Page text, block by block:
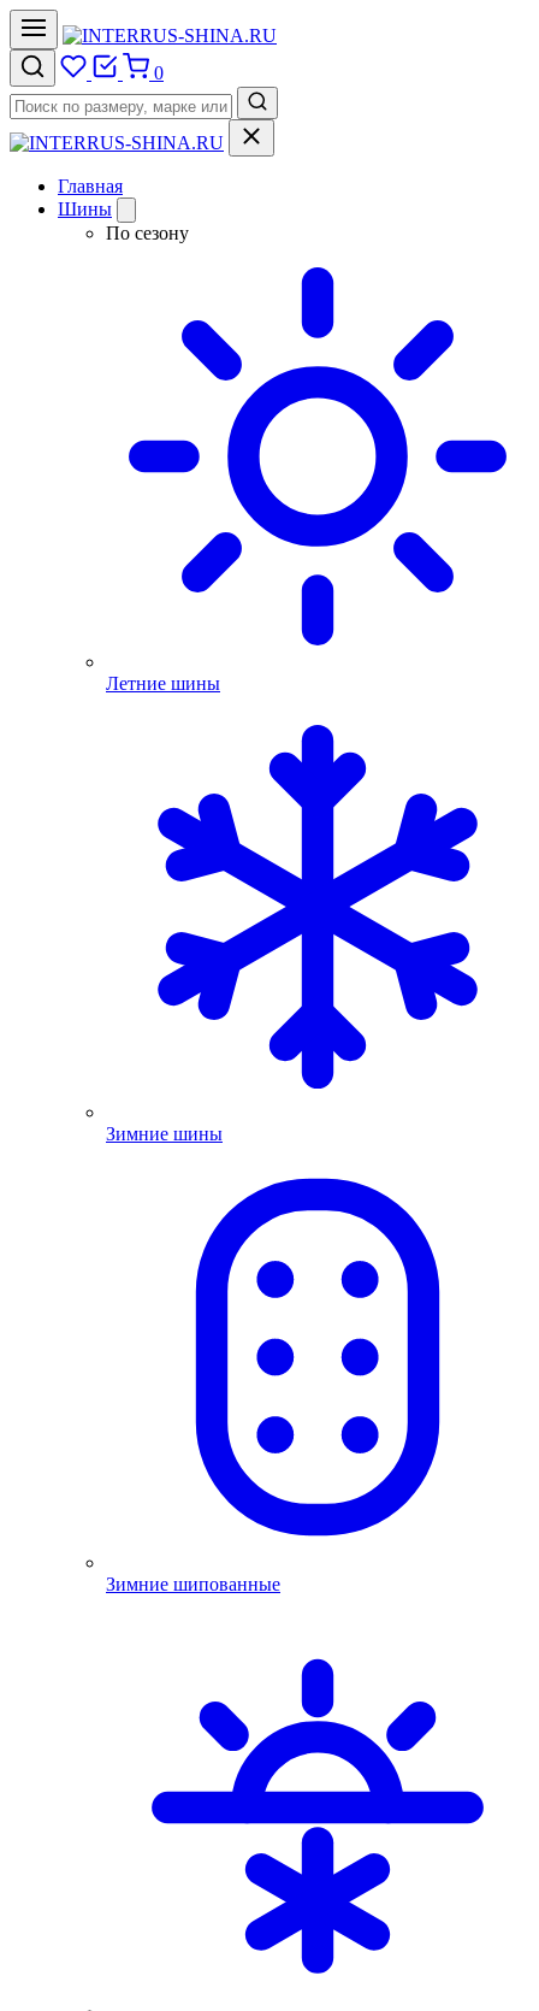
0
Главная
Шины
По сезону
Летние шины
Зимние шины
Зимние шипованные